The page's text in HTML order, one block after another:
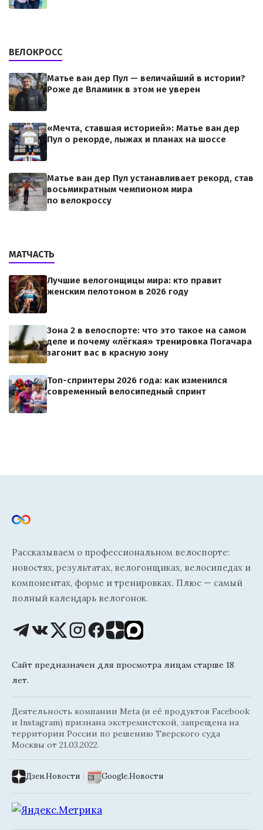
ВЕЛОКРОСС
Матье ван дер Пул — величайший в истории?
Роже де Вламинк в этом не уверен
«Мечта, ставшая историей»: Матье ван дер
Пул о рекорде, лыжах и планах на шоссе
Матье ван дер Пул устанавливает рекорд, став
восьмикратным чемпионом мира
по велокроссу
МАТЧАСТЬ
Лучшие велогонщицы мира: кто правит
женским пелотоном в 2026 году
Зона 2 в велоспорте: что это такое на самом
деле и почему «лёгкая» тренировка Погачара
загонит вас в красную зону
Топ-спринтеры 2026 года: как изменился
современный велосипедный спринт
Рассказываем о профессиональном велоспорте:
новостях, результатах, велогонщиках, велосипедах и
компонентах, форме и тренировках. Плюс — самый
полный календарь велогонок.
Сайт предназначен для просмотра лицам старше 18
лет.
Деятельность компании Meta (и её продуктов Facebook
и Instagram) признана экстремистской, запрещена на
территории России по решению Тверского суда
Москвы от 21.03.2022.
Дзен.Новости | Google.Новости